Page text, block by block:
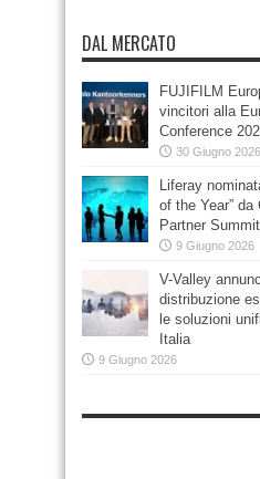
DAL MERCATO
FUJIFILM
vincitori alla
Conference
30 Giugno 2026
Liferay
of the Year” da
Partner Summit
9 Giugno 2026
V-Valley
distribuzione
le soluzioni
Italia
9 Giugno 2026